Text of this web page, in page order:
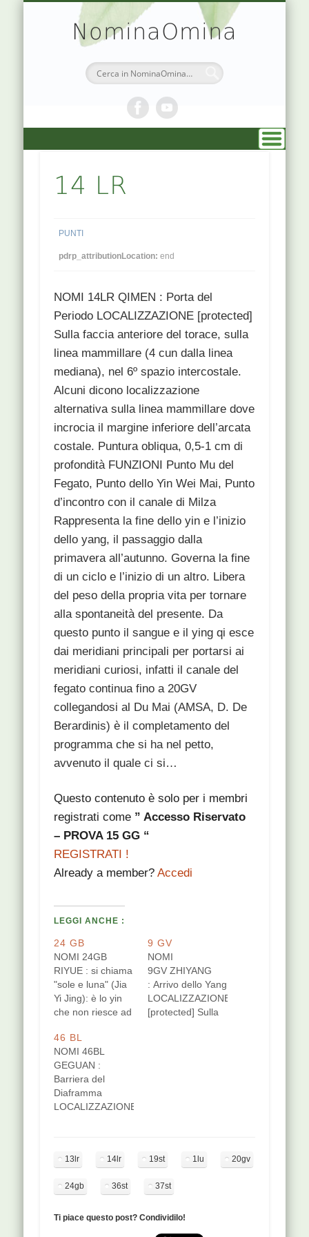
NominaOmina
HOME
CHI SONO
MEDICINA CINESE
SIMBOLOGIA
ATLANTE PUNTI
TEORIA & APPUNTI
DR. AGO
PRENOTAZIONI
14 LR
PUNTI
pdrp_attributionLocation: end
NOMI 14LR QIMEN : Porta del
Periodo LOCALIZZAZIONE [protected]
Sulla faccia anteriore del torace, sulla
linea mammillare (4 cun dalla linea
mediana), nel 6º spazio intercostale.
Alcuni dicono localizzazione
alternativa sulla linea mammillare dove
incrocia il margine inferiore dell’arcata
costale. Puntura obliqua, 0,5-1 cm di
profondità FUNZIONI Punto Mu del
Fegato, Punto dello Yin Wei Mai, Punto
d’incontro con il canale di Milza
Rappresenta la fine dello yin e l’inizio
dello yang, il passaggio dalla
primavera all’autunno. Governa la fine
di un ciclo e l’inizio di un altro. Libera
del peso della propria vita per tornare
alla spontaneità del presente. Da
questo punto il sangue e il ying qi esce
dai meridiani principali per portarsi ai
meridiani curiosi, infatti il canale del
fegato continua fino a 20GV
collegandosi al Du Mai (AMSA, D. De
Berardinis) è il completamento del
programma che si ha nel petto,
avvenuto il quale ci si…
Questo contenuto è solo per i membri
registrati come ” Accesso Riservato
– PROVA 15 GG “
REGISTRATI !
Already a member?Accedi
LEGGI ANCHE :
24 GB
NOMI 24GB
RIYUE : si chiama
"sole e luna" (Jia
Yi Jing): è lo yin
che non riesce ad
yang . Zhenjiu
Xue: "Per
decidere c’è
bisogno di
chiedere
chiarezza, la
e luna perciò si
riyue, sole…
9 GV
NOMI
9GV ZHIYANG
: Arrivo dello Yang
LOCALIZZAZIONE
[protected] Sulla
diaframma
l'appartenenza
simbologia) è in
relazione con le
46 BL
NOMI 46BL
GEGUAN :
Barriera del
Diaframma
LOCALIZZAZIONE
D8, 4 distanze
mediana
medesimo livello
13lr 14lr 19st 1lu 20gv
24gb 36st 37st
Ti piace questo post? Condividilo!